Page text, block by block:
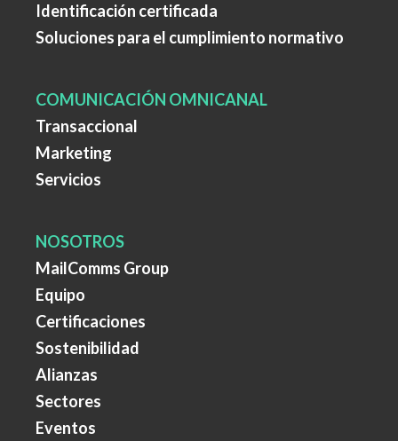
Identificación certificada
Soluciones para el cumplimiento normativo
COMUNICACIÓN OMNICANAL
Transaccional
Marketing
Servicios
NOSOTROS
MailComms Group
Equipo
Certificaciones
Sostenibilidad
Alianzas
Sectores
Eventos